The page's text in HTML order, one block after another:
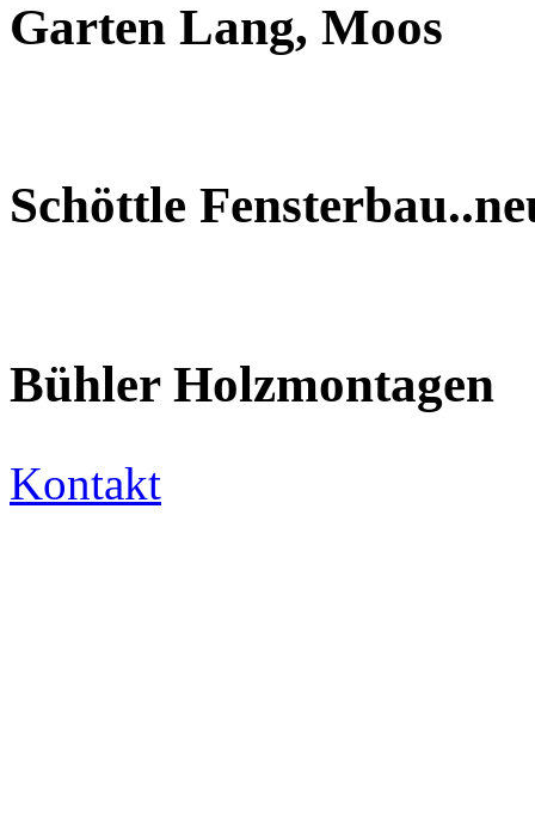
Garten Lang, Moos
Schöttle
Bühler Holzmontagen
Kontakt